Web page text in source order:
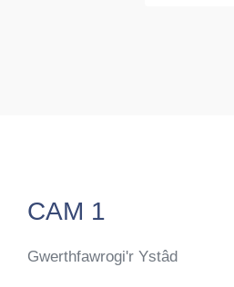
CAM 1
Gwerthfawrogi'r Ystâd